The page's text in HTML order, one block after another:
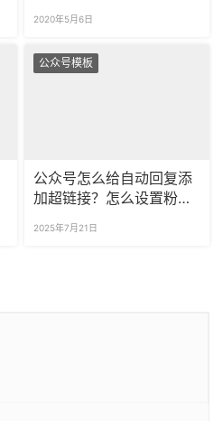
2020年5月6日
公众号模板
公众号怎么给自动回复添
加超链接？怎么设置粉丝
2025年7月21日